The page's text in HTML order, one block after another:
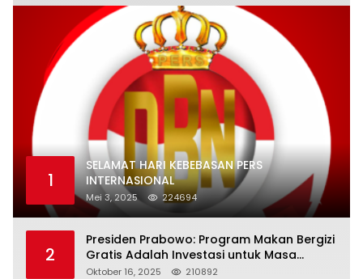
1
SELAMAT HARI KEBEBASAN PERS
INTERNASIONAL
Mei 3, 2025 224694
2
Presiden Prabowo: Program Makan Bergizi
Gratis Adalah Investasi untuk Masa
Depan Bangsa
Oktober 16, 2025 210892